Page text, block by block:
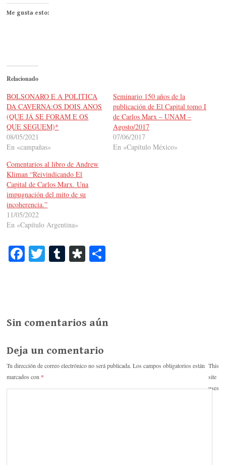
Me gusta esto:
Relacionado
BOLSONARO E A POLITICA
DA CAVERNA:OS DOIS ANOS
(QUE JÁ SE FORAM E OS
QUE SEGUEM)*
08/05/2021
En «campañas»
Seminario 150 años de la
publicación de El Capital tomo I
de Carlos Marx – UNAM –
Agosto/2017
07/06/2017
En «Capítulo México»
Comentarios al libro de Andrew
Kliman “Reivindicando El
Capital de Carlos Marx. Una
impugnación del mito de su
incoherencia.”
11/05/2022
En «Capítulo Argentina»
Fa T T
r
Di
rti
Sin comentarios aún
Deja un comentario
Tu dirección de correo electrónico no será publicada. Los campos obligatorios están
marcados con *
This
site
uses